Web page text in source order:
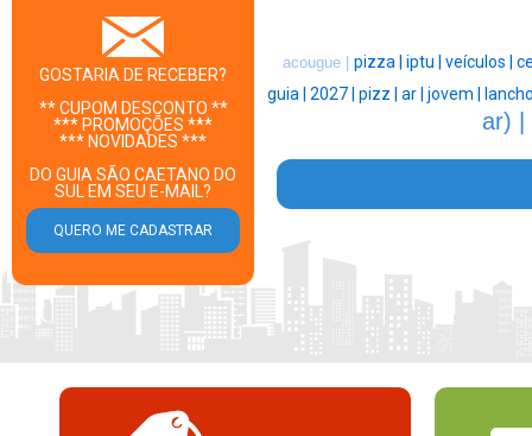
GOSTARIA DE RECEBER?
** CUPOM DESCONTO **
*** PROMOÇÕES ***
*** NOVIDADES ***
DO GUIA SÃO CAETANO DO
SUL EM SEU E-MAIL?
acougue | pizza | iptu | veículos |
guia | 2027 | pizz | ar | jovem |
ar) |